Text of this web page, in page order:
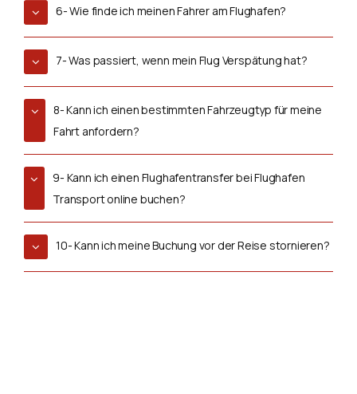
6- Wie finde ich meinen Fahrer am Flughafen?
7- Was passiert, wenn mein Flug Verspätung hat?
8- Kann ich einen bestimmten Fahrzeugtyp für meine
Fahrt anfordern?
9- Kann ich einen Flughafentransfer bei Flughafen
Transport online buchen?
10- Kann ich meine Buchung vor der Reise stornieren?